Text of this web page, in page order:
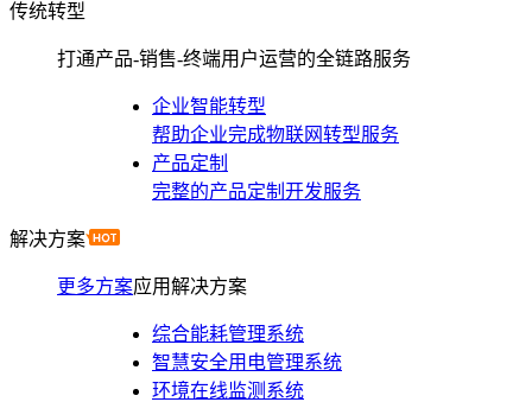
传统转型
打通产品-销售-终端用户运营的全链路服务
企业智能转型
帮助企业完成物联网转型服务
产品定制
完整的产品定制开发服务
解决方案
更多方案应用解决方案
综合能耗管理系统
智慧安全用电管理系统
环境在线监测系统